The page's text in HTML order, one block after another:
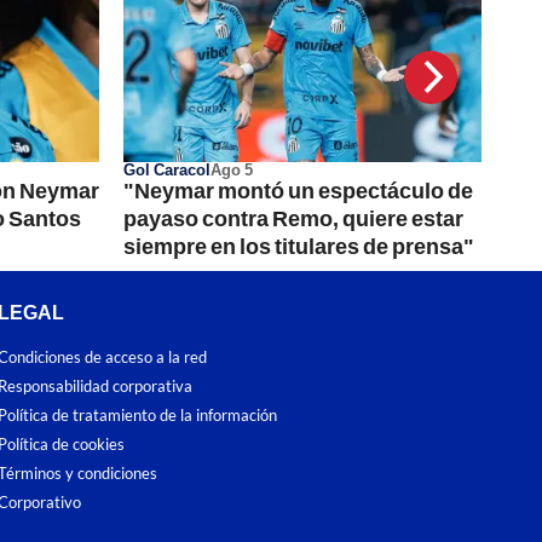
Neymar
Santos
Gol CaracolAgo 5
"Neymar montó un espectáculo de
payaso contra Remo, quiere estar
siempre en los titulares de prensa"
de acceso a la red
corporativa
de tratamiento de la información
de cookies
y condiciones